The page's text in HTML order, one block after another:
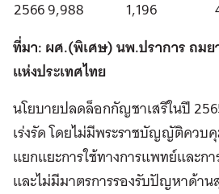
25669,988 1,196
ที่มา: ผศ.(พิเศษ) นพ.ปราการ ถม
แห่งประเทศไทย
นโยบายปลดล็อกกัญชาเสรีในปี
เร่งรัด โดยไม่มีพระราชบัญญัติควบ
แยกแยะการใช้ทางการแพทย์และก
และไม่มีมาตรการรองรับปัญหาด้า